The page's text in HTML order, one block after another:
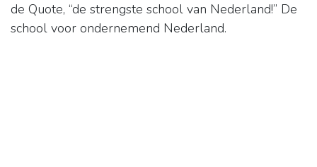
de Quote, “de strengste school van Nederland!” De
school voor ondernemend Nederland.